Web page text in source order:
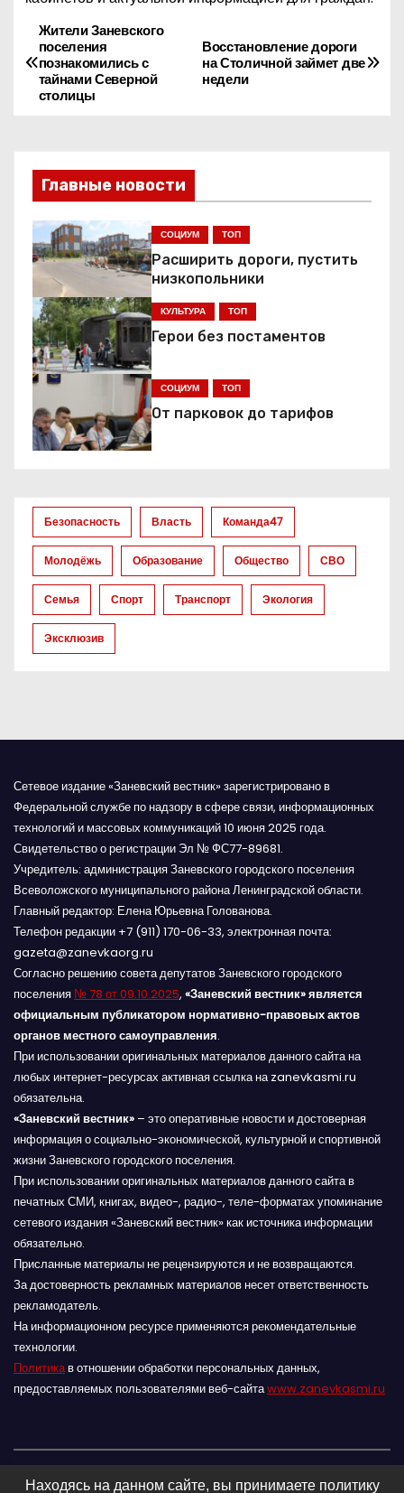
Н
а
г
а
ц
и
я
п
о
з
п
и
с
я
Восстановление дороги
на Столичной займет две
недели
Жители Заневского
поселения
познакомились с
тайнами Северной
столицы
Главные новости
СОЦИУМ ТОП
Расширить дороги, пустить
низкопольники
КУЛЬТУРА ТОП
Герои без постаментов
СОЦИУМ ТОП
От парковок до тарифов
Безопасность Власть Команда47
Молодёжь Образование Общество СВО
Семья Спорт Транспорт Экология
Эксклюзив
Сетевое издание «Заневский вестник» зарегистрировано в
Федеральной службе по надзору в сфере связи, информационных
технологий и массовых коммуникаций 10 июня 2025 года.
Свидетельство о регистрации Эл № ФС77-89681.
Учредитель: администрация Заневского городского поселения
Всеволожского муниципального района Ленинградской области.
Главный редактор: Елена Юрьевна Голованова.
Телефон редакции +7 (911) 170-06-33, электронная почта:
gazeta@zanevkaorg.ru
Согласно решению совета депутатов Заневского городского
поселения № 78 от 09.10.2025, «Заневский вестник» является
официальным публикатором нормативно-правовых актов
органов местного самоуправления.
При использовании оригинальных материалов данного сайта на
любых интернет-ресурсах активная ссылка на zanevkasmi.ru
обязательна.
«Заневский вестник» – это оперативные новости и достоверная
информация о социально-экономической, культурной и спортивной
жизни Заневского городского поселения.
При использовании оригинальных материалов данного сайта в
печатных СМИ, книгах, видео-, радио-, теле-форматах упоминание
сетевого издания «Заневский вестник» как источника информации
обязательно.
Присланные материалы не рецензируются и не возвращаются.
За достоверность рекламных материалов несет ответственность
рекламодатель.
На информационном ресурсе применяются рекомендательные
технологии.
Политикав отношении обработки персональных данных,
предоставляемых пользователями веб-сайтаwww.zanevkasmi.ru
Находясь на данном сайте, вы принимаете политику